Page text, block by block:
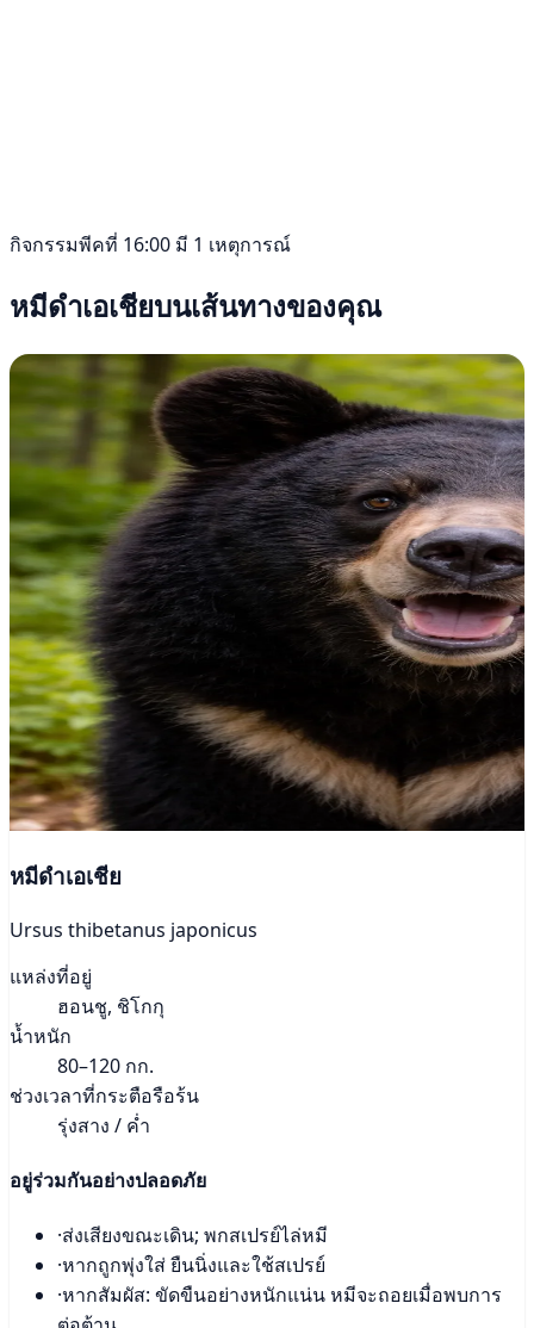
กิจกรรมพีคที่ 16:00 มี 1 เหตุการณ์
หมีดำเอเชียบนเส้นทางของคุณ
หมีดำเอเชีย
Ursus thibetanus japonicus
แหล่งที่อยู่
ฮอนชู, ชิโกกุ
น้ำหนัก
80–120 กก.
ช่วงเวลาที่กระตือรือร้น
รุ่งสาง / ค่ำ
อยู่ร่วมกันอย่างปลอดภัย
·ส่งเสียงขณะเดิน; พกสเปรย์ไล่หมี
·หากถูกพุ่งใส่ ยืนนิ่งและใช้สเปรย์
·หากสัมผัส: ขัดขืนอย่างหนักแน่น หมีจะถอยเมื่อพบการ